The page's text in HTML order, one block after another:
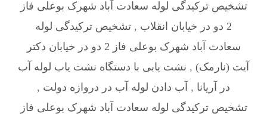
تشخیص ترکیدگی لوله سعادت آباد شهرک بوعلی فاز
2 دو در خیابان انقلاب
, تشخیص ترکیدگی لوله
سعادت آباد شهرک بوعلی فاز 2 دو در خیابان دکتر
آیت (نارمک) , نشت یابی با دستگاه نشت یاب لوله آب
در آریانا , آب دادن لوله آب در دروازه دولت ,
تشخیص ترکیدگی لوله سعادت آباد شهرک بوعلی فاز